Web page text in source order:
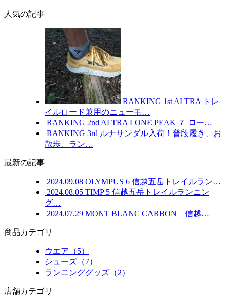
人気の記事
RANKING 1st ALTRA トレ
イルロード兼用のニューモ…
RANKING 2nd ALTRA LONE PEAK ７ ロー…
RANKING 3rd ルナサンダル入荷！普段履き、お
散歩、ラン…
最新の記事
2024.09.08 OLYMPUS 6 信越五岳トレイルラン…
2024.08.05 TIMP 5 信越五岳トレイルランニン
グ…
2024.07.29 MONT BLANC CARBON 信越…
商品カテゴリ
ウエア（5）
シューズ（7）
ランニンググッズ（2）
店舗カテゴリ